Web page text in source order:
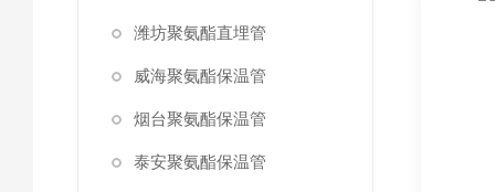
潍坊聚氨酯直埋管
威海聚氨酯保温管
烟台聚氨酯保温管
泰安聚氨酯保温管